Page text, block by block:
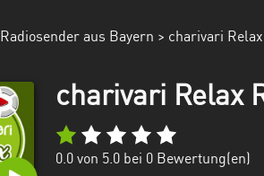
Radiosender aus Bayern > charivari Relax
charivari Relax
0.0von 5.0 bei 0Bewertung(en)